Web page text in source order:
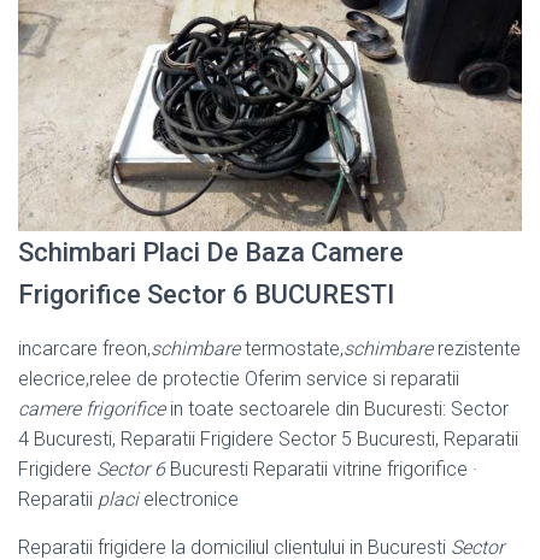
Schimbari Placi De Baza Camere
Frigorifice Sector 6 BUCURESTI
incarcare freon,schimbaretermostate,schimbarerezistente
elecrice,relee de protectie Oferim service si reparatii
camere frigorificein toate sectoarele din Bucuresti: Sector
4 Bucuresti, Reparatii Frigidere Sector 5 Bucuresti, Reparatii
Frigidere Sector 6Bucuresti Reparatii vitrine frigorifice ·
Reparatii placielectronice
Reparatii frigidere la domiciliul clientului in Bucuresti Sector